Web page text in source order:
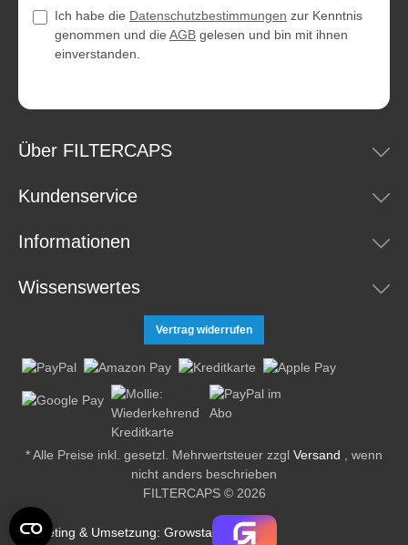
Ich habe die Datenschutzbestimmungen zur Kenntnis
genommen und die AGB gelesen und bin mit ihnen
einverstanden.
Über FILTERCAPS
Kundenservice
Informationen
Wissenswertes
Vertrag widerrufen
FILTERCAPS © 2026
* Alle Preise inkl. gesetzl. Mehrwertsteuer zzgl Versand , wenn
nicht anders beschrieben
Marketing & Umsetzung: Growsta